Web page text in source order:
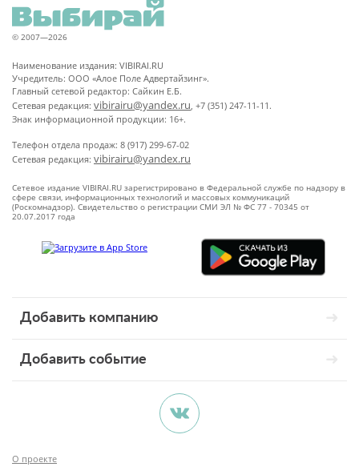
© 2007—2026
Наименование издания: VIBIRAI.RU
Учредитель: ООО «Алое Поле Адвертайзинг».
Главный сетевой редактор: Сайкин Е.Б.
Сетевая редакция: vibirairu@yandex.ru, +7 (351) 247-11-11.
Знак информационной продукции: 16+.
Телефон отдела продаж: 8 (917) 299-67-02
Сетевая редакция: vibirairu@yandex.ru
Сетевое издание VIBIRAI.RU зарегистрировано в Федеральной службе по надзору в
сфере связи, информационных технологий и массовых коммуникаций
(Роскомнадзор). Свидетельство о регистрации СМИ ЭЛ № ФС 77 - 70345 от
20.07.2017 года
Добавить компанию
Добавить событие
О проекте